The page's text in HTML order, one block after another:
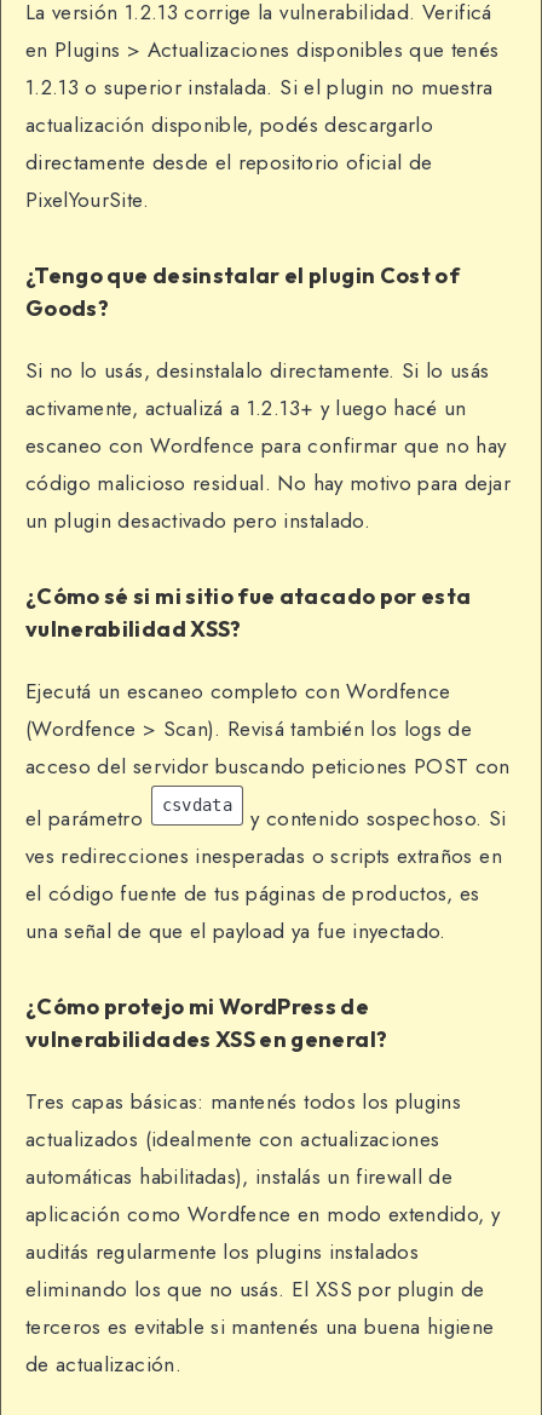
La versión 1.2.13 corrige la vulnerabilidad. Verificá
en Plugins > Actualizaciones disponibles que tenés
1.2.13 o superior instalada. Si el plugin no muestra
actualización disponible, podés descargarlo
directamente desde el repositorio oficial de
PixelYourSite.
¿Tengo que desinstalar el plugin Cost of
Goods?
Si no lo usás, desinstalalo directamente. Si lo usás
activamente, actualizá a 1.2.13+ y luego hacé un
escaneo con Wordfence para confirmar que no hay
código malicioso residual. No hay motivo para dejar
un plugin desactivado pero instalado.
¿Cómo sé si mi sitio fue atacado por esta
vulnerabilidad XSS?
Ejecutá un escaneo completo con Wordfence
(Wordfence > Scan). Revisá también los logs de
acceso del servidor buscando peticiones POST con
el parámetro
csvdata
y contenido sospechoso. Si
ves redirecciones inesperadas o scripts extraños en
el código fuente de tus páginas de productos, es
una señal de que el payload ya fue inyectado.
¿Cómo protejo mi WordPress de
vulnerabilidades XSS en general?
Tres capas básicas: mantenés todos los plugins
actualizados (idealmente con actualizaciones
automáticas habilitadas), instalás un firewall de
aplicación como Wordfence en modo extendido, y
auditás regularmente los plugins instalados
eliminando los que no usás. El XSS por plugin de
terceros es evitable si mantenés una buena higiene
de actualización.